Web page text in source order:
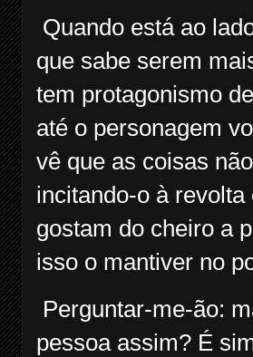
Quando está ao
que sabe serem
tem protagonismo
até o personagem
vê que as coisas
incitando-o à
gostam do cheiro a
isso o mantiver no
Perguntar-me-ão:
pessoa assim? É